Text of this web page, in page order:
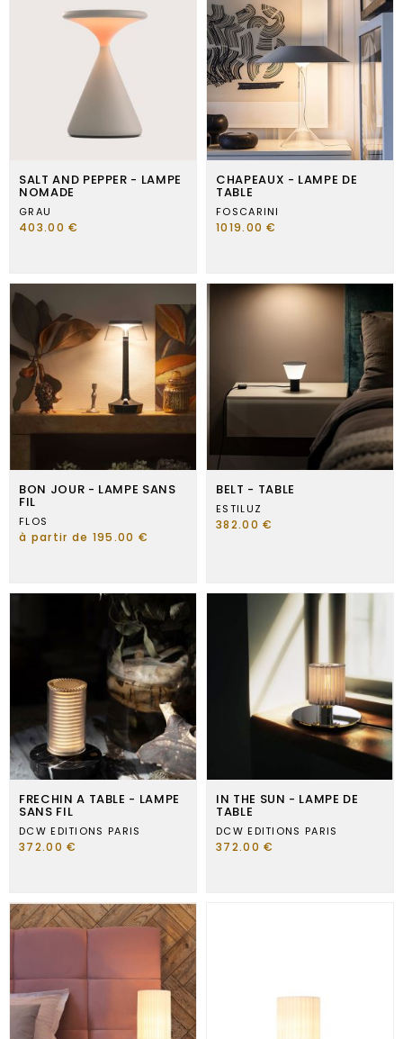
SALT AND PEPPER - LAMPE
NOMADE
GRAU
403.00 €
CHAPEAUX - LAMPE DE
TABLE
FOSCARINI
1019.00 €
BON JOUR - LAMPE SANS
FIL
FLOS
à partir de 195.00 €
BELT - TABLE
ESTILUZ
382.00 €
FRECHIN A TABLE - LAMPE
SANS FIL
DCW EDITIONS PARIS
372.00 €
IN THE SUN - LAMPE DE
TABLE
DCW EDITIONS PARIS
372.00 €